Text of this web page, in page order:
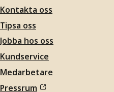
Kontakta oss
Tipsa oss
Jobba hos oss
Kundservice
Medarbetare
Pressrum